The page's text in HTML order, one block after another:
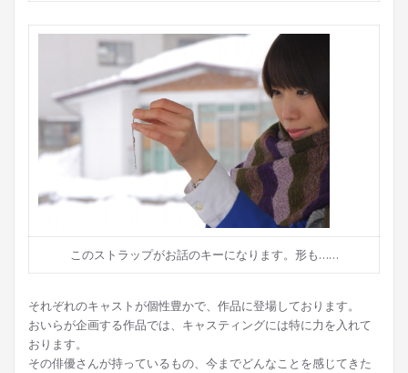
このストラップがお話のキーになります。形も……
それぞれのキャストが個性豊かで、作品に登場しております。
おいらが企画する作品では、キャスティングには特に力を入れて
おります。
その俳優さんが持っているもの、今までどんなことを感じてきた